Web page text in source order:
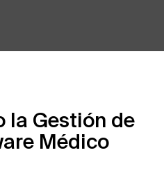
la Gestión de
Médico